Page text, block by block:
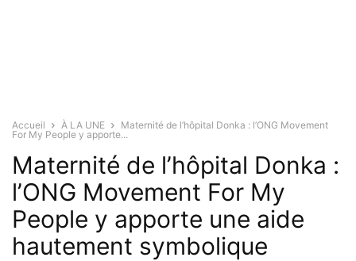
Accueil À LA UNE
Maternité de l’hôpital Donka : l’ONG Movement
For My People y apporte...
Maternité de l’hôpital Donka :
l’ONG Movement For My
People y apporte une aide
hautement symbolique